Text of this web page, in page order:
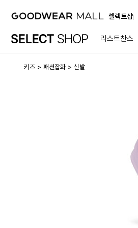
셀렉트샵
라스트찬스
키즈 패션잡화 신발